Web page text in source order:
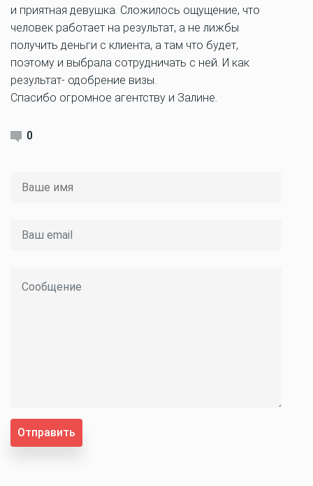
и приятная девушка. Сложилось ощущение, что
человек работает на результат, а не лижбы
получить деньги с клиента, а там что будет,
поэтому и выбрала сотрудничать с ней. И как
результат- одобрение визы.
Спасибо огромное агентству и Залине.
0
Отправить